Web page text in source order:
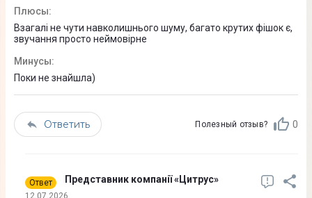
Нет
Съемный кабель
Нет
Голосовое управление
Multipoint
Нажмите трижды, чтобы вернуться к предыдущему треку
Поддержка голосового ассистента
Плюсы:
Взагалі не чути навколишнього шуму, багато крутих фішок є,
звучання просто неймовірне
Минусы:
Поки не знайшла)
Ответить Полезный отзыв? 0
Ответ Представник компанії «Цитрус»
12.07.2026